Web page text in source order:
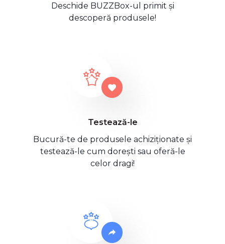
Deschide BUZZBox-ul primit și
descoperă produsele!
Testează-le
Bucură-te de produsele achiziționate și
testează-le cum dorești sau oferă-le
celor dragi!